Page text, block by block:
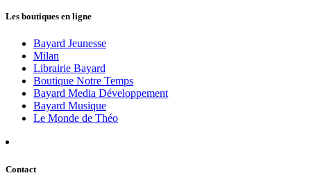
Les boutiques en ligne
Bayard Jeunesse
Milan
Librairie Bayard
Boutique Notre Temps
Bayard Media Développement
Bayard Musique
Le Monde de Théo
Contact